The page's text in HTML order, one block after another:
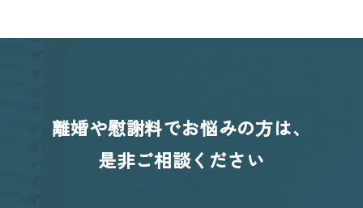
離婚や慰謝料でお悩みの方は、
是非ご相談ください